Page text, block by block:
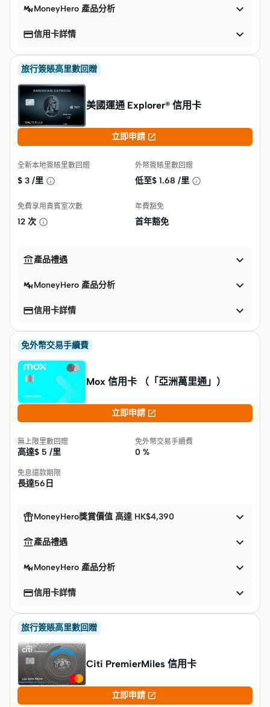
MoneyHero 產品分析 
信用卡詳情 
旅行簽賬高里數回贈
美國運通 Explorer® 信用卡
立即申請 
全新本地簽賬里數回贈
$ 3 /里
外幣簽賬里數回贈
低至$ 1.68 /里
免費享用貴賓室次數
12 次
年費豁免
首年豁免
產品禮遇 
MoneyHero 產品分析 
信用卡詳情 
免外幣交易手續費
Mox 信用卡 （「亞洲萬里通」）
立即申請 
無上限里數回贈
高達$ 5 /里
免外幣交易手續費
0 %
免息還款期限
長達56日
MoneyHero獎賞價值 高達 HK$4,390 
產品禮遇 
MoneyHero 產品分析 
信用卡詳情 
旅行簽賬高里數回贈
Citi PremierMiles 信用卡
立即申請 